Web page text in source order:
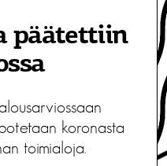
päätettiin
koronasta
toimialoja.